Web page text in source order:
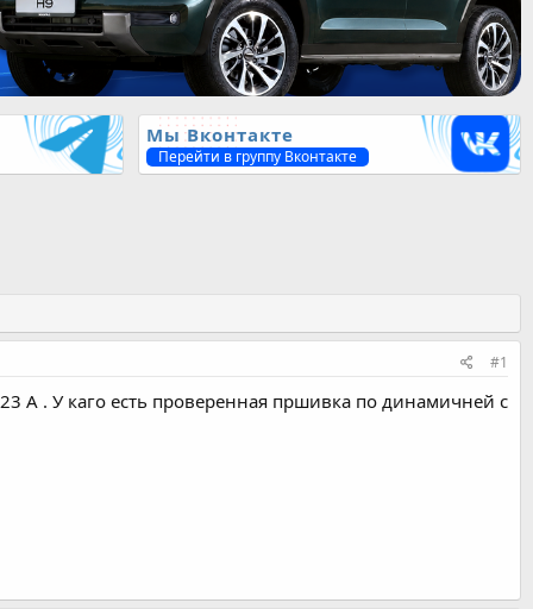
Мы Вконтакте
Перейти в группу Вконтакте
#1
A . У каго есть проверенная пршивка по динамичней с